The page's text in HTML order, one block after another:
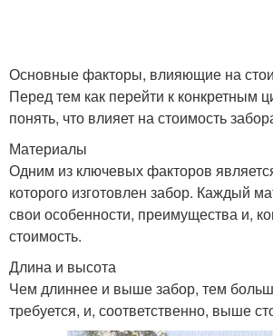
Основные факторы, влияющие на
Перед тем как перейти к конкретным
понять, что влияет на стоимость
Материалы
Одним из ключевых факторов
которого изготовлен забор. Каждый
свои особенности, преимущества и,
стоимость.
Длина и высота
Чем длиннее и выше забор, тем
требуется, и, соответственно, выше